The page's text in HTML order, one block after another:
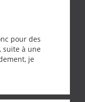
pour des
suite à une
je